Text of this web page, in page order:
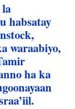
habsatay
waraabiyo,
ha ka